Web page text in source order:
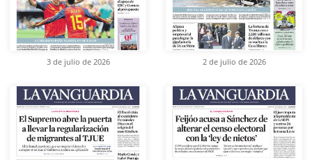
3 de julio de 2026 2 de julio de 2026